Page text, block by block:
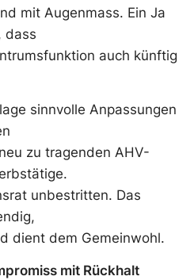
mit Augenmass. Ein Ja
dass
auch künftig
sinnvolle Anpassungen
zu tragenden AHV-
unbestritten. Das
dient dem Gemeinwohl.
mit Rückhalt